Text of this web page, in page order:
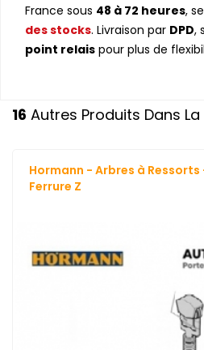
France sous 48 à 72 heures,
des stocks. Livraison par DPD,
point relais pour plus de
16 Autres Produits Dans
Hormann - Arbres à
Ferrure Z